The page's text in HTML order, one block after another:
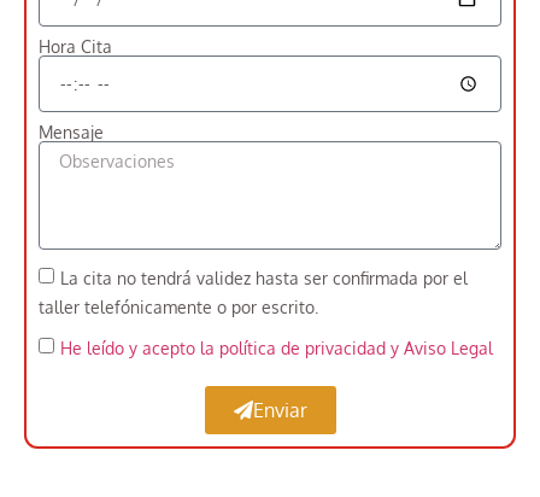
Hora Cita
Mensaje
La cita no tendrá validez hasta ser confirmada por el
taller telefónicamente o por escrito.
He leído y acepto la política de privacidad y Aviso Legal
Enviar